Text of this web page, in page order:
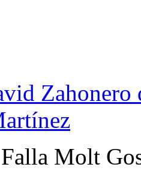
Zahonero
Molt